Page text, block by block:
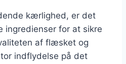
kærlighed, er det
for at sikre
af flæsket og
indflydelse på det